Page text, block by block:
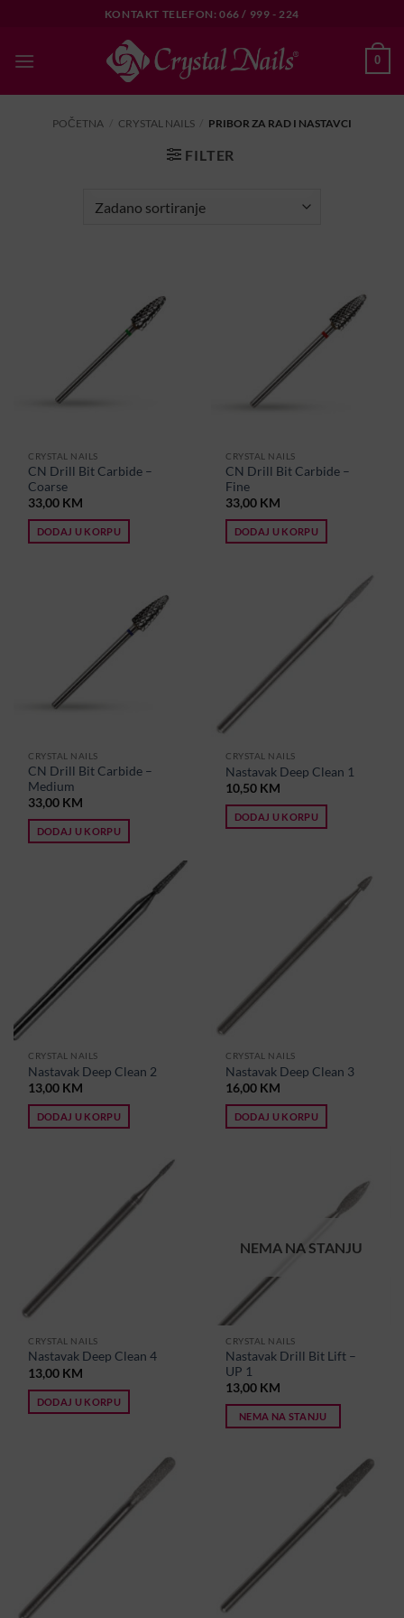
content
KONTAKT TELEFON: 066 / 999 - 224
0
POČETNA CRYSTAL NAILS PRIBOR ZA RAD I NASTAVCI
FILTER
CRYSTAL NAILS
CN Drill Bit Carbide –
Coarse
33,00 KM
DODAJ U KORPU
CRYSTAL NAILS
CN Drill Bit Carbide –
Fine
33,00 KM
DODAJ U KORPU
CRYSTAL NAILS
CN Drill Bit Carbide –
Medium
33,00 KM
DODAJ U KORPU
CRYSTAL NAILS
Nastavak Deep Clean 1
10,50 KM
DODAJ U KORPU
CRYSTAL NAILS
Nastavak Deep Clean 2
13,00 KM
DODAJ U KORPU
CRYSTAL NAILS
Nastavak Deep Clean 3
16,00 KM
DODAJ U KORPU
CRYSTAL NAILS
Nastavak Deep Clean 4
13,00 KM
DODAJ U KORPU
NEMA NA STANJU
CRYSTAL NAILS
Nastavak Drill Bit Lift –
UP 1
13,00 KM
NEMA NA STANJU